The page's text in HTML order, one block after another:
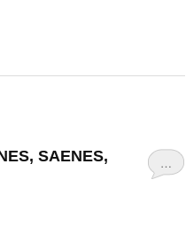
…
SAENES,